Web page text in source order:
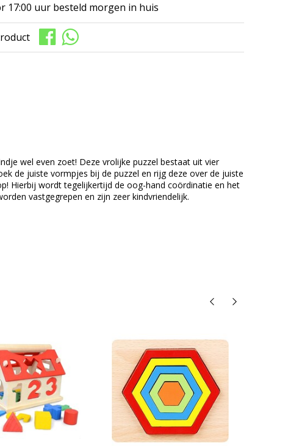
17:00 uur besteld morgen in huis
wel even zoet! Deze vrolijke puzzel bestaat uit vier
de juiste vormpjes bij de puzzel en rijg deze over de juiste
Hierbij wordt tegelijkertijd de oog-hand coördinatie en het
vastgegrepen en zijn zeer kindvriendelijk.